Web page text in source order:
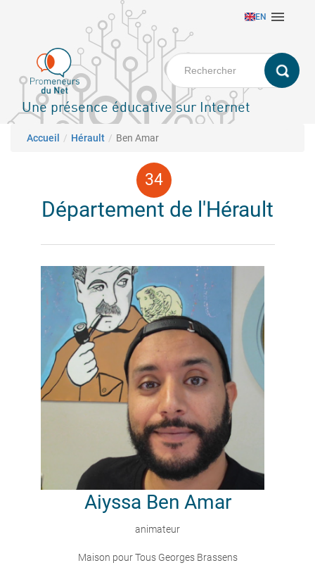
principal
EN 
Une présence éducative sur Internet
Fil d'Ariane
Accueil Hérault Ben Amar
Département de l'Hérault
Aiyssa Ben Amar
animateur
Maison pour Tous Georges Brassens